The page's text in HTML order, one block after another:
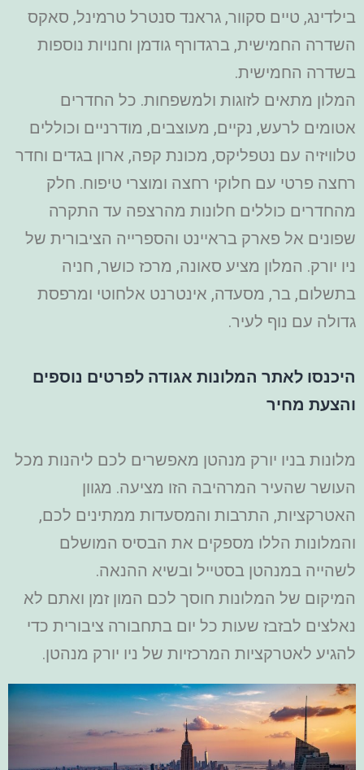
בילדינג, טיים סקוור, גראנד סנטרל טרמינל, סאקס
השדרה החמישית, ברגדורף גודמן וחנויות נוספות
בשדרה החמישית.
המלון מתאים לזוגות ולמשפחות. כל החדרים
אטומים לרעש, נקיים, מעוצבים, מודרניים וכוללים
טלוויזיה עם נטפליקס, מכונת קפה, ארון בגדים וחדר
רחצה פרטי עם חלוקי רחצה ומוצרי טיפוח. חלק
מהחדרים כוללים חלונות מהרצפה עד התקרה
שפונים אל פארק בראיינט והספרייה הציבורית של
ניו יורק. המלון מציע סאונה, מרכז כושר, חניה
בתשלום, בר, מסעדה, אינטרנט אלחוטי ומרפסת
גדולה עם נוף לעיר.
היכנסו לאתר המלונות אגודה לפרטים נוספים
והצעת מחיר
מלונות בניו יורק מנהטן מאפשרים לכם ליהנות מכל
העושר שהעיר המרהיבה הזו מציעה. מגוון
האטרקציות, התרבות והמסעדות ממתינים לכם,
והמלונות הללו מספקים את הבסיס המושלם
לשהייה במנהטן בסטייל ובשיא ההנאה.
המיקום של המלונות חוסך לכם המון זמן ואתם לא
נאלצים לבזבז שעות כל יום בתחבורה ציבורית כדי
להגיע לאטרקציות המרכזיות של ניו יורק מנהטן.